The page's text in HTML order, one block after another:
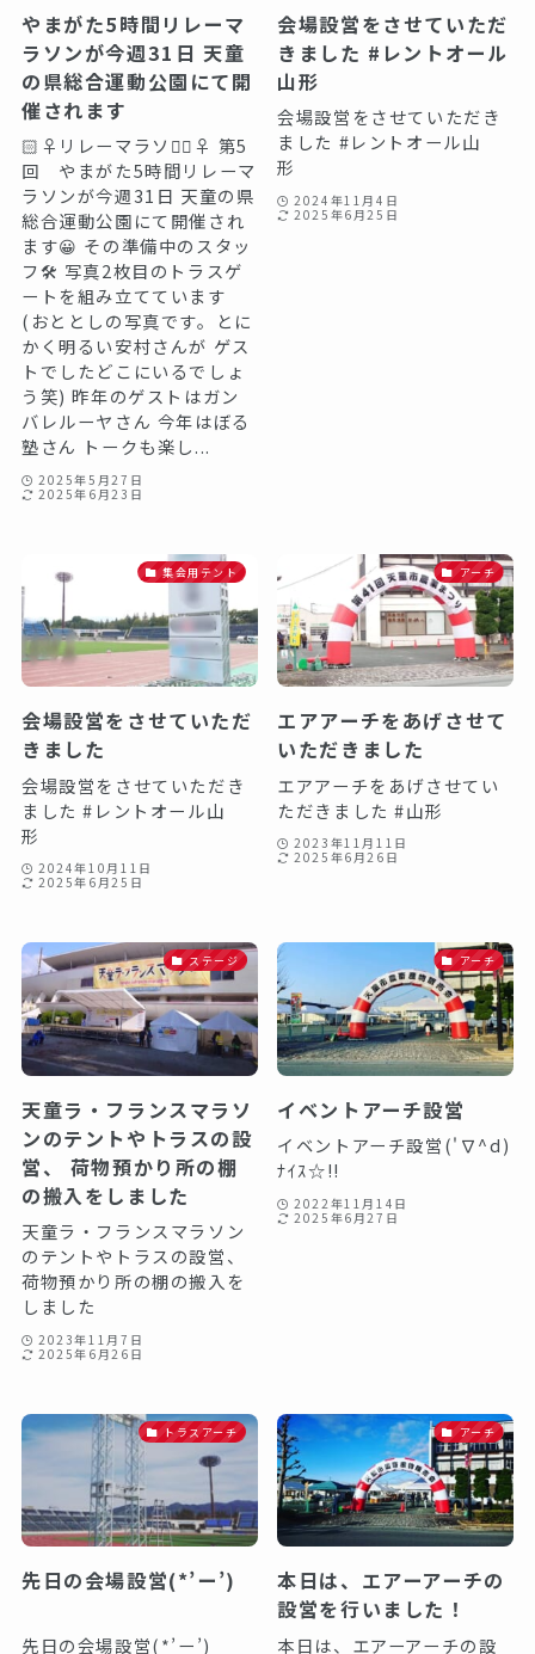
やまがた5時間リレーマ
ラソンが今週31日 天童
の県総合運動公園にて開
催されます
🏻‍♀️リレーマラソン🏻‍♀️ 第5
回 やまがた5時間リレーマ
ラソンが今週31日 天童の県
総合運動公園にて開催され
ます😀 その準備中のスタッ
フ🛠️ 写真2枚目のトラスゲ
ートを組み立てています
(おととしの写真です。とに
かく明るい安村さんが ゲス
トでしたどこにいるでしょ
う笑) 昨年のゲストはガン
バレルーヤさん 今年はぼる
塾さん トークも楽し...
2025年5月27日
2025年6月23日
会場設営をさせていただ
きました #レントオール
山形
会場設営をさせていただき
ました #レントオール山
形
2024年11月4日
2025年6月25日
集会用テント
会場設営をさせていただ
きました
会場設営をさせていただき
ました #レントオール山
形
2024年10月11日
2025年6月25日
アーチ
エアアーチをあげさせて
いただきました️
エアアーチをあげさせてい
ただきました️ #山形
2023年11月11日
2025年6月26日
ステージ
天童ラ・フランスマラソ
ンのテントやトラスの設
営、 荷物預かり所の棚
の搬入をしました️
天童ラ・フランスマラソン
のテントやトラスの設営、
荷物預かり所の棚の搬入を
しました️
2023年11月7日
2025年6月26日
アーチ
イベントアーチ設営
イベントアーチ設営('∇^d)
ﾅｲｽ☆!!⁡ ⁡⁡ ⁡
2022年11月14日
2025年6月27日
トラスアーチ
先日の会場設営(*’ー’)⁡ ⁡⁡⁡⁡
先日の会場設営(*’ー’)⁡ ⁡⁡⁡⁡ ⁡
アーチ
本日は、エアーアーチの
設営を行いました！
本日は、エアーアーチの設